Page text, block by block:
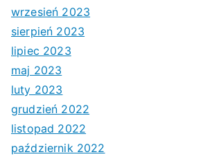
wrzesień 2023
sierpień 2023
lipiec 2023
maj 2023
luty 2023
grudzień 2022
listopad 2022
październik 2022